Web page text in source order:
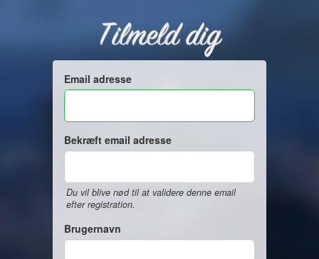
Tilmeld dig
Email adresse
Bekræft email adresse
Du vil blive nød til at validere denne email
efter registration.
Brugernavn